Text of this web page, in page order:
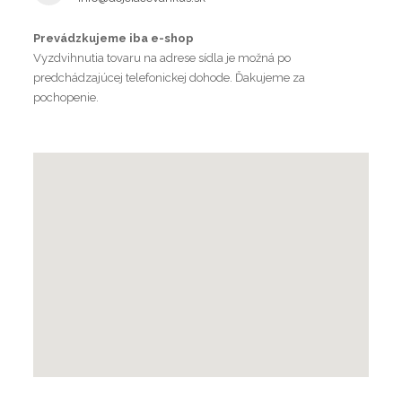
Prevádzkujeme iba e-shop
Vyzdvihnutia tovaru na adrese sídla je možná po
predchádzajúcej telefonickej dohode. Ďakujeme za
pochopenie.